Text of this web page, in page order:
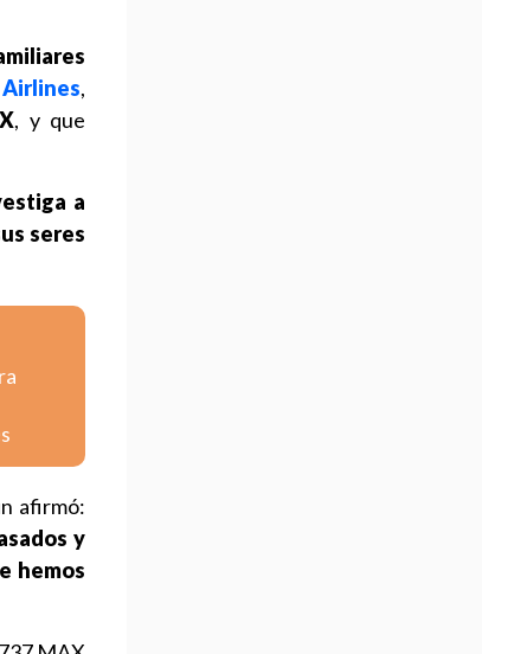
,
, y que
a
seres
afirmó:
y
hemos